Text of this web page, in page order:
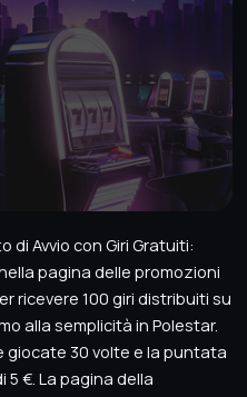
di Avvio con Giri Gratuiti:
pagina delle promozioni
ricevere 100 giri distribuiti su
alla semplicità in Polestar.
giocate 30 volte e la puntata
€. La pagina della